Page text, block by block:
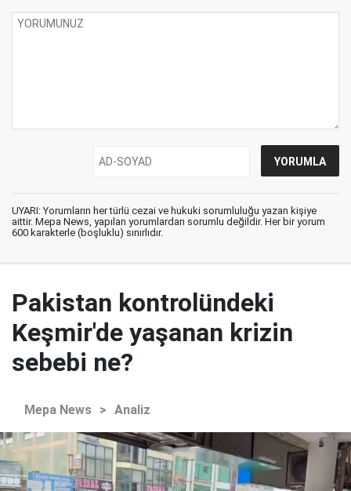
UYARI: Yorumların her türlü cezai ve hukuki sorumluluğu yazan kişiye
aittir. Mepa News, yapılan yorumlardan sorumlu değildir. Her bir yorum
600 karakterle (boşluklu) sınırlıdır.
Pakistan kontrolündeki
Keşmir'de yaşanan krizin
sebebi ne?
Mepa News > Analiz